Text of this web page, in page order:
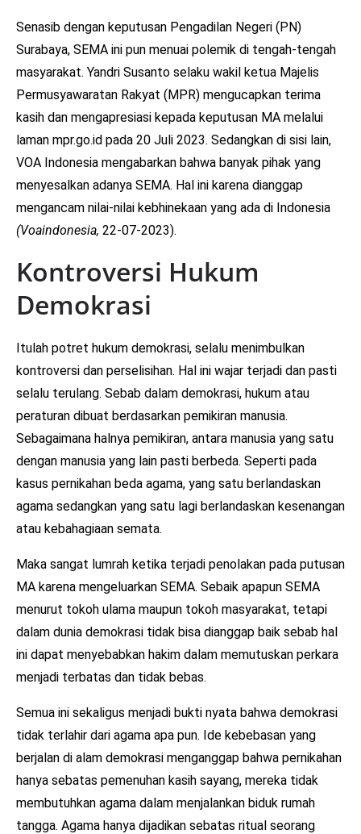
Senasib dengan keputusan Pengadilan Negeri (PN)
Surabaya, SEMA ini pun menuai polemik di tengah-tengah
masyarakat. Yandri Susanto selaku wakil ketua Majelis
Permusyawaratan Rakyat (MPR) mengucapkan terima
kasih dan mengapresiasi kepada keputusan MA melalui
laman mpr.go.id pada 20 Juli 2023. Sedangkan di sisi lain,
VOA Indonesia mengabarkan bahwa banyak pihak yang
menyesalkan adanya SEMA. Hal ini karena dianggap
mengancam nilai-nilai kebhinekaan yang ada di Indonesia
(Voaindonesia, 22-07-2023).
Kontroversi Hukum
Demokrasi
Itulah potret hukum demokrasi, selalu menimbulkan
kontroversi dan perselisihan. Hal ini wajar terjadi dan pasti
selalu terulang. Sebab dalam demokrasi, hukum atau
peraturan dibuat berdasarkan pemikiran manusia.
Sebagaimana halnya pemikiran, antara manusia yang satu
dengan manusia yang lain pasti berbeda. Seperti pada
kasus pernikahan beda agama, yang satu berlandaskan
agama sedangkan yang satu lagi berlandaskan kesenangan
atau kebahagiaan semata.
Maka sangat lumrah ketika terjadi penolakan pada putusan
MA karena mengeluarkan SEMA. Sebaik apapun SEMA
menurut tokoh ulama maupun tokoh masyarakat, tetapi
dalam dunia demokrasi tidak bisa dianggap baik sebab hal
ini dapat menyebabkan hakim dalam memutuskan perkara
menjadi terbatas dan tidak bebas.
Semua ini sekaligus menjadi bukti nyata bahwa demokrasi
tidak terlahir dari agama apa pun. Ide kebebasan yang
berjalan di alam demokrasi menganggap bahwa pernikahan
hanya sebatas pemenuhan kasih sayang, mereka tidak
membutuhkan agama dalam menjalankan biduk rumah
tangga. Agama hanya dijadikan sebatas ritual seorang